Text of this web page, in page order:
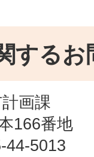
するお
画課
166番地
44-5013